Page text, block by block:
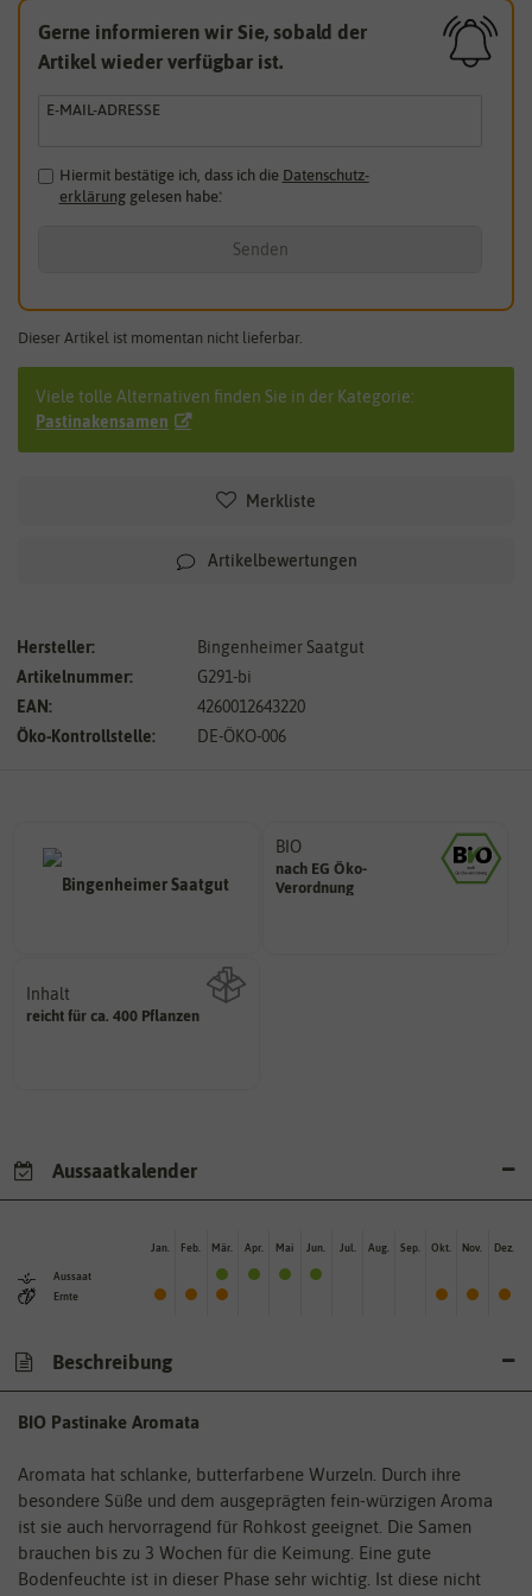
Gerne informieren wir Sie, sobald der
Artikel wieder verfügbar ist.
E-MAIL-ADRESSE
Hiermit bestätige ich, dass ich die Daten­schutz­
erklärunggelesen habe.*
Senden
Dieser Artikel ist momentan nicht lieferbar.
Viele tolle Alternativen finden Sie in der Kategorie:
Pastinakensamen
Merkliste
Artikelbewertungen
Hersteller:
Bingenheimer Saatgut
Artikelnummer:
G291-bi
EAN:
4260012643220
Öko-Kontrollstelle:
DE-ÖKO-006
BIO
nach EG Öko-
Verordnung
den Richtlinien der biologischen
Landwirtschaft arbeiten.
Inhalt
reicht für ca. 400 Pflanzen
Wie viel ist enthalten
Aussaatkalender
Aussaat
Ernte
Jan. Feb. Mär. Apr. Mai Jun. Jul. Aug. Sep. Okt. Nov. Dez.
Beschreibung
BIO Pastinake Aromata
Aromata hat schlanke, butterfarbene Wurzeln. Durch ihre
besondere Süße und dem ausgeprägten fein-würzigen Aroma
ist sie auch hervorragend für Rohkost geeignet. Die Samen
brauchen bis zu 3 Wochen für die Keimung. Eine gute
Bodenfeuchte ist in dieser Phase sehr wichtig. Ist diese nicht